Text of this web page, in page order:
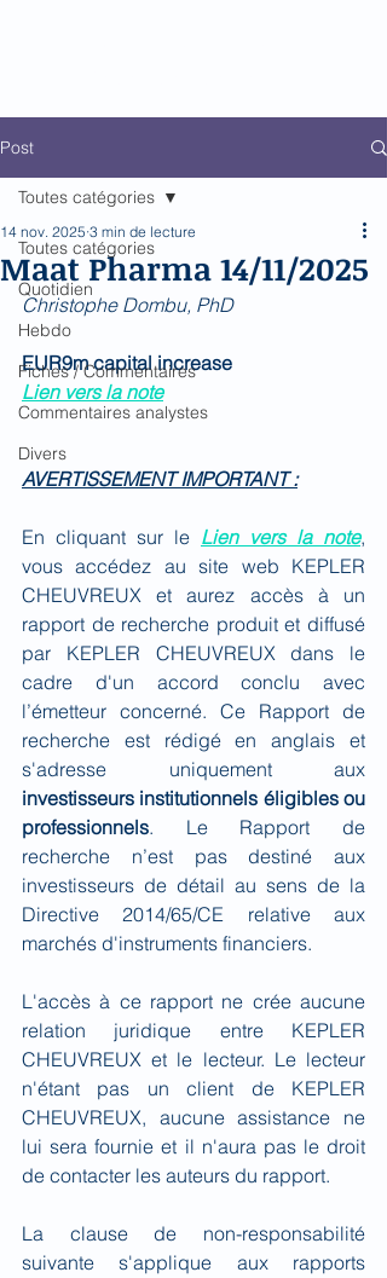
Post
Toutes catégories
Quotidien
Hebdo
Fiches / Commentaires
Commentaires analystes
Divers
Toutes catégories
Maat Pharma 14/11/2025
14 nov. 2025 3 min de lecture
Christophe Dombu, PhD
EUR9m capital increase
Lien vers la note
AVERTISSEMENT IMPORTANT :
En cliquant sur le Lien vers la note,
vous accédez au site web KEPLER
CHEUVREUX et aurez accès à un
rapport de recherche produit et diffusé
par KEPLER CHEUVREUX dans le
cadre d'un accord conclu avec
l’émetteur concerné. Ce Rapport de
recherche est rédigé en anglais et
investisseurs institutionnels éligibles ou
professionnels. Le Rapport de
recherche n’est pas destiné aux
investisseurs de détail au sens de la
Directive 2014/65/CE relative aux
marchés d'instruments financiers.
L'accès à ce rapport ne crée aucune
relation juridique entre KEPLER
CHEUVREUX et le lecteur. Le lecteur
n'étant pas un client de KEPLER
CHEUVREUX, aucune assistance ne
lui sera fournie et il n'aura pas le droit
de contacter les auteurs du rapport.
La clause de non-responsabilité
suivante s'applique aux rapports